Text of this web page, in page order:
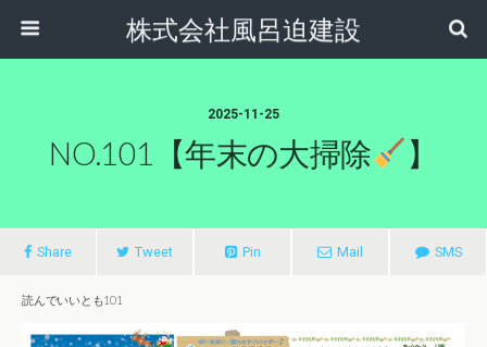
株式会社風呂迫建設
2025-11-25
NO.101【年末の大掃除 】
Share Tweet Pin Mail SMS
読んでいいとも101